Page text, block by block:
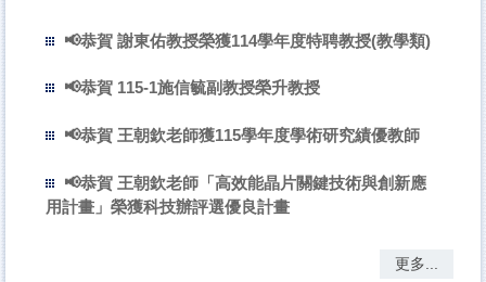
📢恭賀 謝東佑教授榮獲114學年度特聘教授(教學類)
📢恭賀 115-1施信毓副教授榮升教授
📢恭賀 王朝欽老師獲115學年度學術研究績優教師
📢恭賀 王朝欽老師「高效能晶片關鍵技術與創新應
用計畫」榮獲科技辦評選優良計畫
更多...